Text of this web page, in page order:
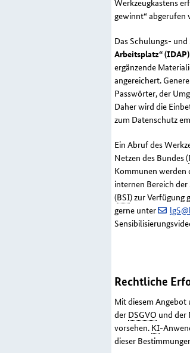
Werkzeugkastens
gewinnt“ abgerufen
Das Schulungs-
Arbeitsplatz“ (IDAP)
ergänzende
angereichert.
Passwörter, der
Daher wird die
zum Datenschutz
Ein Abruf des
Netzen des Bundes (
Kommunen werden
internen Bereich
(BSI) zur Verfügung
gerne unter
Rechtliche
Mit diesem
der DSGVO und der
vorsehen. KI-
dieser